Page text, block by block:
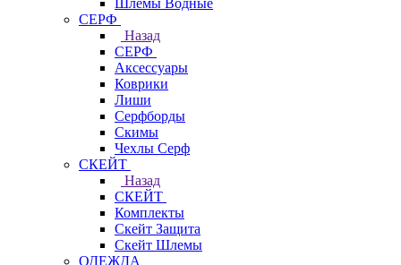
Шлемы Водные
СЕРФ
Назад
СЕРФ
Аксессуары
Коврики
Лиши
Серфборды
Скимы
Чехлы Cерф
СКЕЙТ
Назад
СКЕЙТ
Комплекты
Скейт Защита
Скейт Шлемы
ОДЕЖДА